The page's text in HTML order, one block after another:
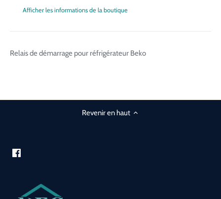
Afficher les informations de la boutique
Relais de démarrage pour réfrigérateur Beko
Revenir en haut